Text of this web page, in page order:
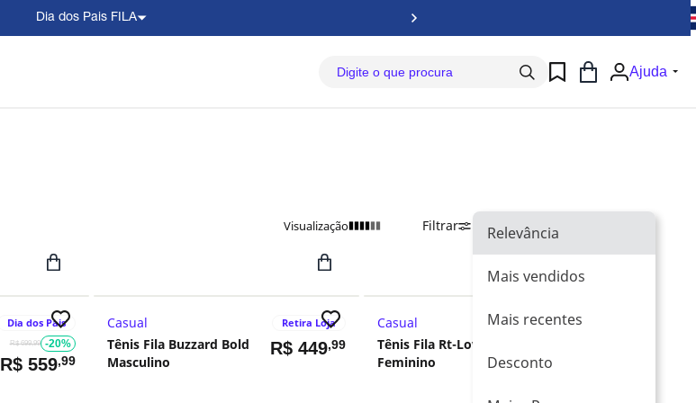
Dia dos Pais FILA
Ajuda
Visualização Filtrar Ordenar Por
Relevância
Mais vendidos
Mais recentes
Desconto
Dia dos Pais
R$ 699,99 -20%
R$ 559,99
Casual Retira Loja
Tênis Fila Buzzard Bold
Masculino
R$449,99
Casual Retira Loja
Tênis Fila Rt-Low
Feminino